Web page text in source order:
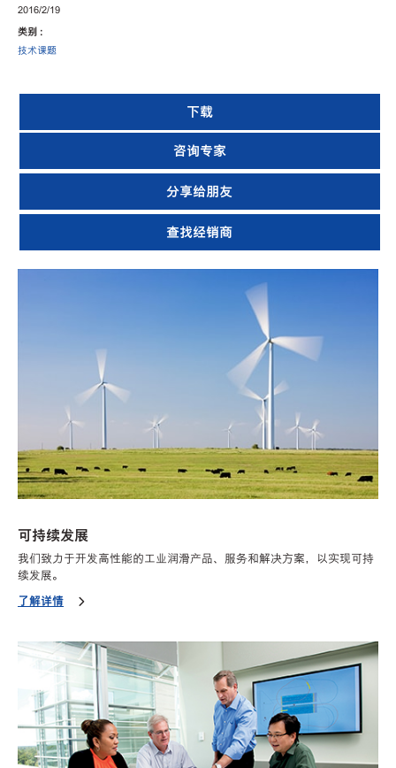
2016/2/19
类别 :
技术课题
下载
咨询专家
分享给朋友
查找经销商
可持续发展
我们致力于开发高性能的工业润滑产品、服务和解决方案，以实现可持
续发展。
了解详情